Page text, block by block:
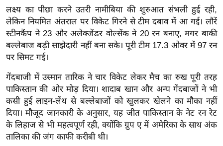
मि
सा
ल
श
ख्सि
य
त
यं
ग
इं
डि
लक्ष्य का पीछा करने उतरी नामीबिया की शुरुआत संभली हुई रही,
लेकिन नियमित अंतराल पर विकेट गिरने से टीम दबाव में आ गई। लौरें
स्टीनकैंप ने 23 और अलेक्जेंडर वोल्सेंक ने 20 रन बनाए, मगर बाकी
बल्लेबाज बड़ी साझेदारी नहीं बना सके। पूरी टीम 17.3 ओवर में 97 रन
पर सिमट गई।
गेंदबाजी में उस्मान तारिक ने चार विकेट लेकर मैच का रुख पूरी तरह
पाकिस्तान की ओर मोड़ दिया। शादाब खान और अन्य गेंदबाजों ने भी
कसी हुई लाइन-लेंथ से बल्लेबाजों को खुलकर खेलने का मौका नहीं
दिया। मौजूद जानकारी के अनुसार, यह जीत पाकिस्तान के नेट रन रेट
के लिहाज से भी महत्वपूर्ण रही, क्योंकि ग्रुप ए में अमेरिका के साथ अंक
तालिका की जंग काफी करीबी थी।